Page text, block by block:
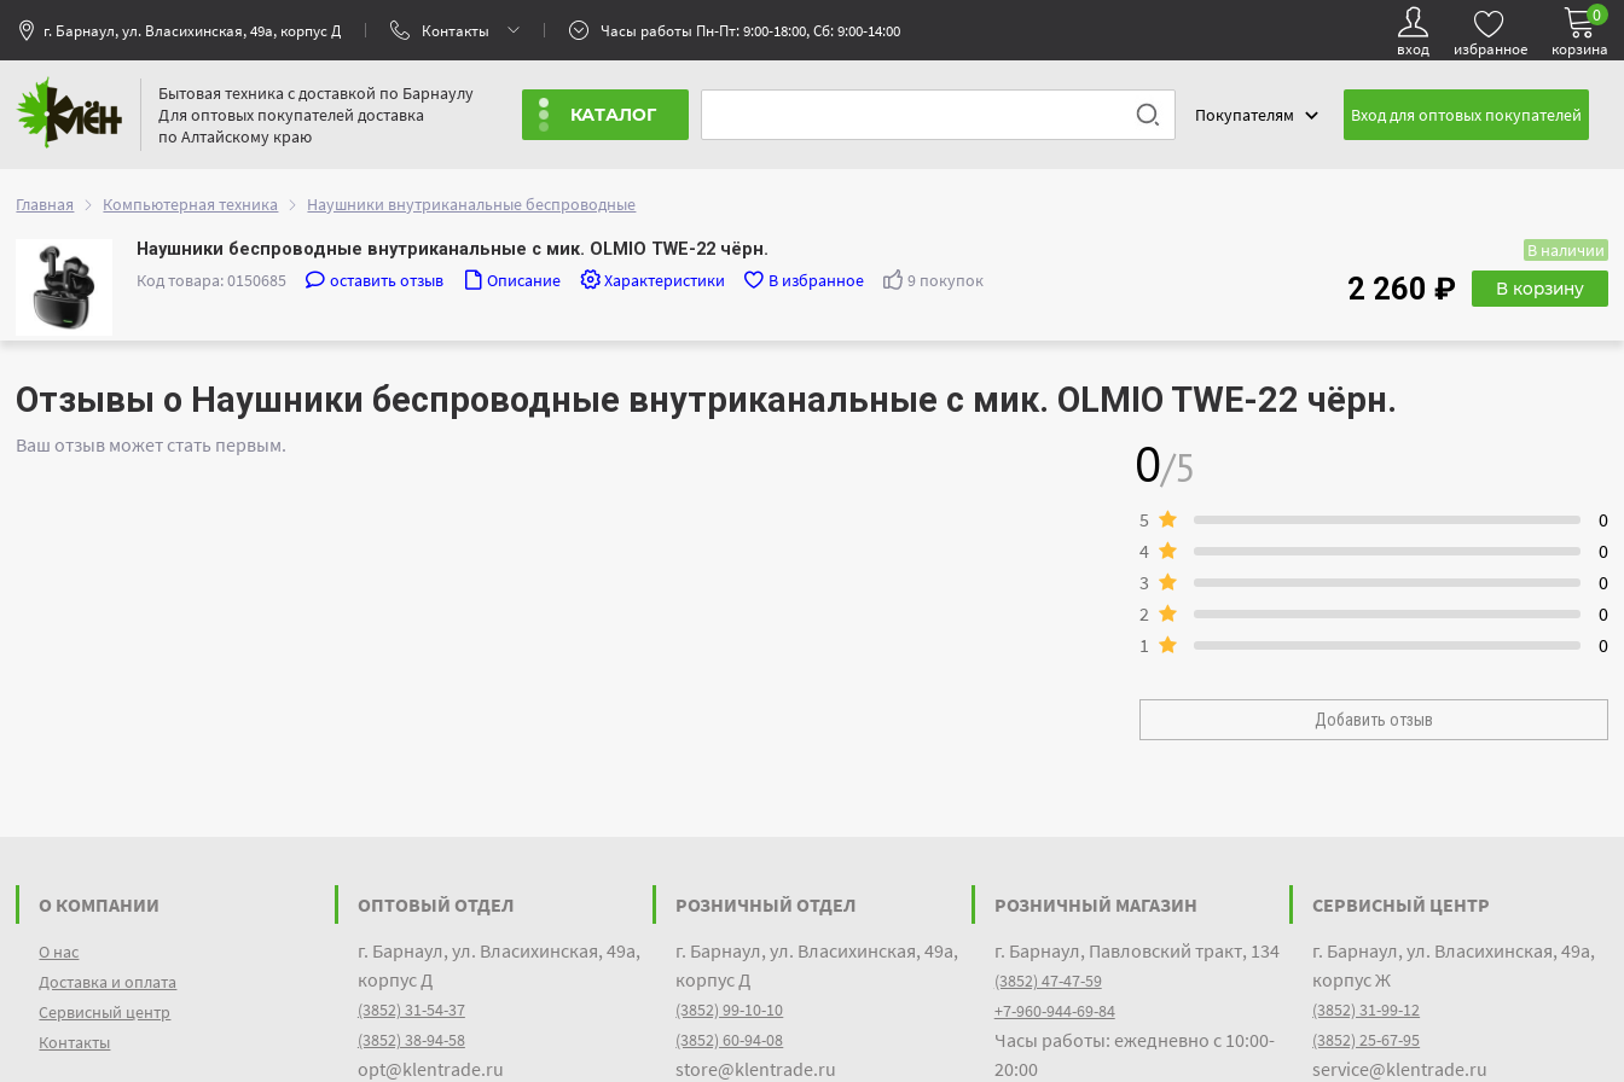
г. Барнаул, ул. Власихинская, 49а, корпус Д Контакты Часы работы Пн-Пт: 9:00-18:00, Сб: 9:00-14:00
вход избранное корзина
0
Бытовая техника с доставкой по Барнаулу
Для оптовых покупателей доставка
по Алтайскому краю
КАТАЛОГ Покупателям Вход для оптовых покупателей
Главная Компьютерная техника Наушники внутриканальные беспроводные
Наушники беспроводные внутриканальные с мик. OLMIO TWE-22 чёрн.
Код товара: 0150685 оставить отзыв Описание Характеристики В избранное 9 покупок
В наличии
2 260 ₽ В корзину
Отзывы о Наушники беспроводные внутриканальные с мик. OLMIO TWE-22 чёрн.
Ваш отзыв может стать первым. 0/5
5
0
4
0
3
0
2
0
1
0
Добавить отзыв
О КОМПАНИИ
О нас
Доставка и оплата
Сервисный центр
Контакты
ОПТОВЫЙ ОТДЕЛ
г. Барнаул, ул. Власихинская, 49а,
корпус Д
(3852) 31-54-37
(3852) 38-94-58
opt@klentrade.ru
РОЗНИЧНЫЙ ОТДЕЛ
г. Барнаул, ул. Власихинская, 49а,
корпус Д
(3852) 99-10-10
(3852) 60-94-08
store@klentrade.ru
РОЗНИЧНЫЙ МАГАЗИН
г. Барнаул, Павловский тракт, 134
(3852) 47-47-59
+7-960-944-69-84
Часы работы: ежедневно с 10:00-
20:00
СЕРВИСНЫЙ ЦЕНТР
г. Барнаул, ул. Власихинская, 49а,
корпус Ж
(3852) 31-99-12
(3852) 25-67-95
service@klentrade.ru